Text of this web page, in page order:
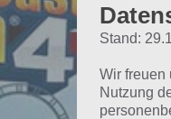
Stand:
Wir freuen
Nutzung